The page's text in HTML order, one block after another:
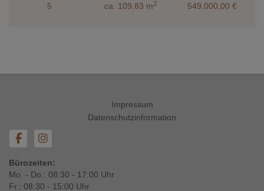
5 ca. 109,83 m2 549.000,00 €
Impressum
Datenschutzinformation
Bürozeiten:
Mo. - Do.: 08:30 - 17:00 Uhr
Fr.: 08:30 - 15:00 Uhr